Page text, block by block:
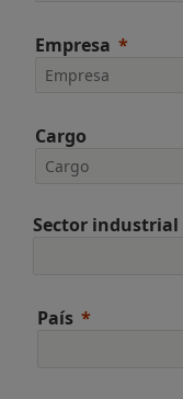
Empresa
Cargo
Sector industrial
País